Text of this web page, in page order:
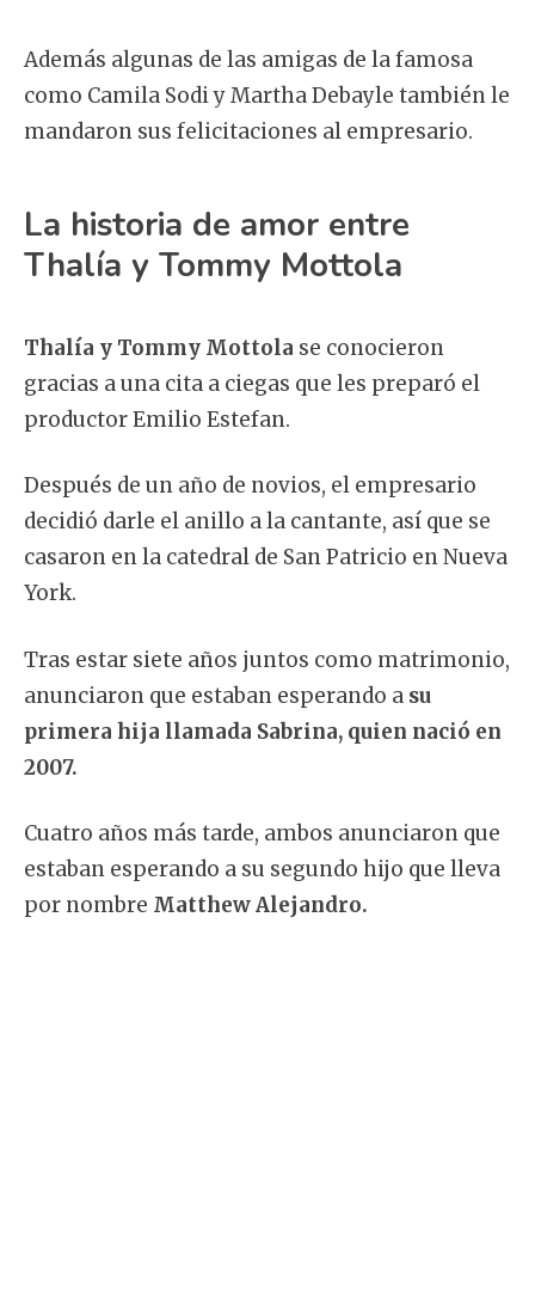
Además algunas de las amigas de la famosa
como Camila Sodi y Martha Debayle también le
mandaron sus felicitaciones al empresario.
La historia de amor entre
Thalía y Tommy Mottola
Thalía y Tommy Mottola se conocieron
gracias a una cita a ciegas que les preparó el
productor Emilio Estefan.
Después de un año de novios, el empresario
decidió darle el anillo a la cantante, así que se
casaron en la catedral de San Patricio en Nueva
York.
Tras estar siete años juntos como matrimonio,
anunciaron que estaban esperando a su
primera hija llamada Sabrina, quien nació en
2007.
Cuatro años más tarde, ambos anunciaron que
estaban esperando a su segundo hijo que lleva
por nombre Matthew Alejandro.